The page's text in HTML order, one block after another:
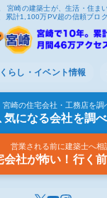
宮崎の建築士が、生活・住ま
累計1,100万PV超の信頼ブログ
くらし・イベント情報
宮崎の住宅会社・工務店を調
気になる会社を調
営業される前に建築士へ相
会社が怖い！行く